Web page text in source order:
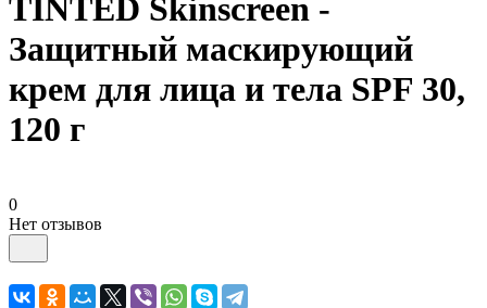
TINTED Skinscreen -
Защитный маскирующий
крем для лица и тела SPF 30,
120 г
0
Нет отзывов